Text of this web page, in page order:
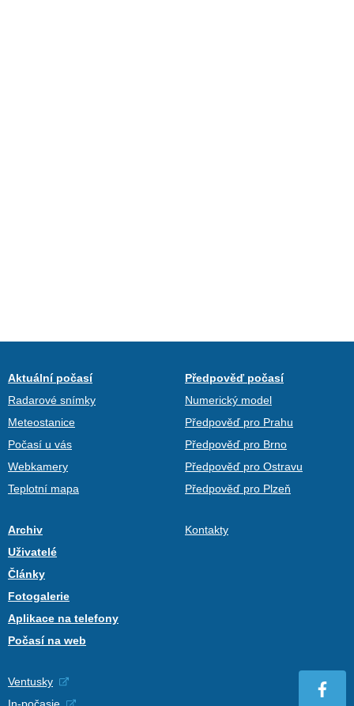
Aktuální počasí
Radarové snímky
Meteostanice
Počasí u vás
Webkamery
Teplotní mapa
Předpověď počasí
Numerický model
Předpověď pro Prahu
Předpověď pro Brno
Předpověď pro Ostravu
Předpověď pro Plzeň
Archiv
Uživatelé
Články
Fotogalerie
Aplikace na telefony
Počasí na web
Kontakty
Ventusky